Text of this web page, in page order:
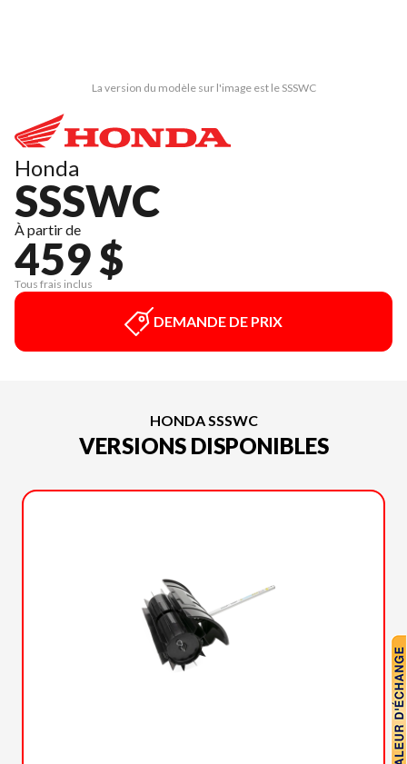
La version du modèle sur l'image est le SSSWC
Honda
SSSWC
À partir de
459 $
Tous frais inclus
DEMANDE DE PRIX
HONDA SSSWC
VERSIONS DISPONIBLES